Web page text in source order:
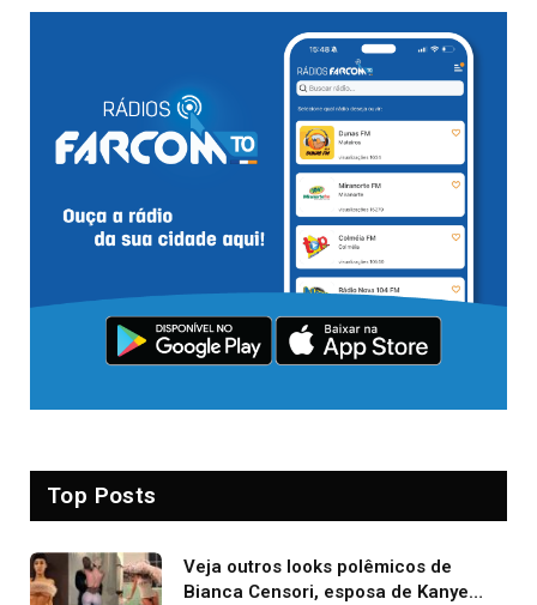
Top Posts
Veja outros looks polêmicos de
Bianca Censori, esposa de Kanye